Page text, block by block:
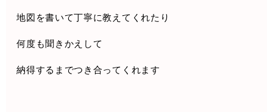
地図を書いて丁寧に教えてくれたり
何度も聞きかえして
納得するまでつき合ってくれます